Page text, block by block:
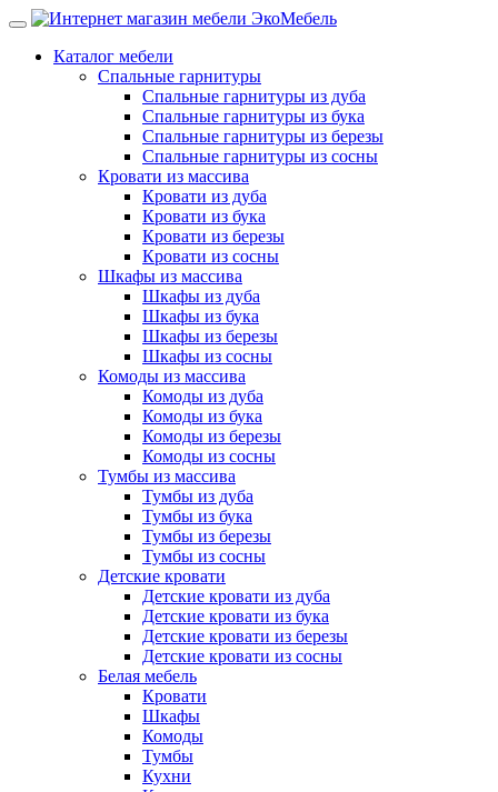
Каталог мебели
Спальные гарнитуры
Спальные гарнитуры из дуба
Спальные гарнитуры из бука
Спальные гарнитуры из березы
Спальные гарнитуры из сосны
Кровати из массива
Кровати из дуба
Кровати из бука
Кровати из березы
Кровати из сосны
Шкафы из массива
Шкафы из дуба
Шкафы из бука
Шкафы из березы
Шкафы из сосны
Комоды из массива
Комоды из дуба
Комоды из бука
Комоды из березы
Комоды из сосны
Тумбы из массива
Тумбы из дуба
Тумбы из бука
Тумбы из березы
Тумбы из сосны
Детские кровати
Детские кровати из дуба
Детские кровати из бука
Детские кровати из березы
Детские кровати из сосны
Белая мебель
Кровати
Шкафы
Комоды
Тумбы
Кухни